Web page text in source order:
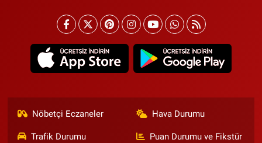
Nöbetçi Eczaneler Hava Durumu
Trafik Durumu Puan Durumu ve Fikstür